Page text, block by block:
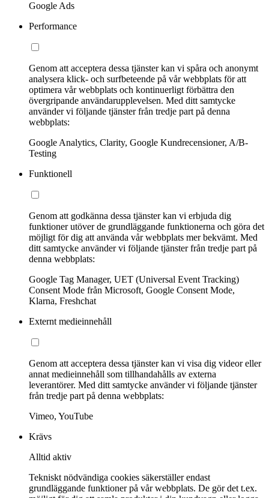
Google Ads
Performance
Genom att acceptera dessa tjänster kan vi spåra och anonymt
analysera klick- och surfbeteende på vår webbplats för att
optimera vår webbplats och kontinuerligt förbättra den
övergripande användarupplevelsen. Med ditt samtycke
använder vi följande tjänster från tredje part på denna
webbplats:
Google Analytics, Clarity, Google Kundrecensioner, A/B-
Testing
Funktionell
Genom att godkänna dessa tjänster kan vi erbjuda dig
funktioner utöver de grundläggande funktionerna och göra det
möjligt för dig att använda vår webbplats mer bekvämt. Med
ditt samtycke använder vi följande tjänster från tredje part på
denna webbplats:
Google Tag Manager, UET (Universal Event Tracking)
Consent Mode från Microsoft, Google Consent Mode,
Klarna, Freshchat
Externt medieinnehåll
Genom att acceptera dessa tjänster kan vi visa dig videor eller
annat medieinnehåll som tillhandahålls av externa
leverantörer. Med ditt samtycke använder vi följande tjänster
från tredje part på denna webbplats:
Vimeo, YouTube
Krävs
Alltid aktiv
Tekniskt nödvändiga cookies säkerställer endast
grundläggande funktioner på vår webbplats. De gör det t.ex.